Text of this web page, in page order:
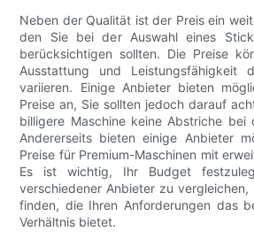
Neben der Qualität ist der Preis ein
den Sie bei der Auswahl eines
berücksichtigen sollten. Die Preise
Ausstattung und Leistungsfähigkeit
variieren. Einige Anbieter bieten
Preise an, Sie sollten jedoch darauf
billigere Maschine keine Abstriche bei
Andererseits bieten einige Anbieter
Preise für Premium-Maschinen mit
Es ist wichtig, Ihr Budget
verschiedener Anbieter zu vergleichen,
finden, die Ihren Anforderungen das
Verhältnis bietet.